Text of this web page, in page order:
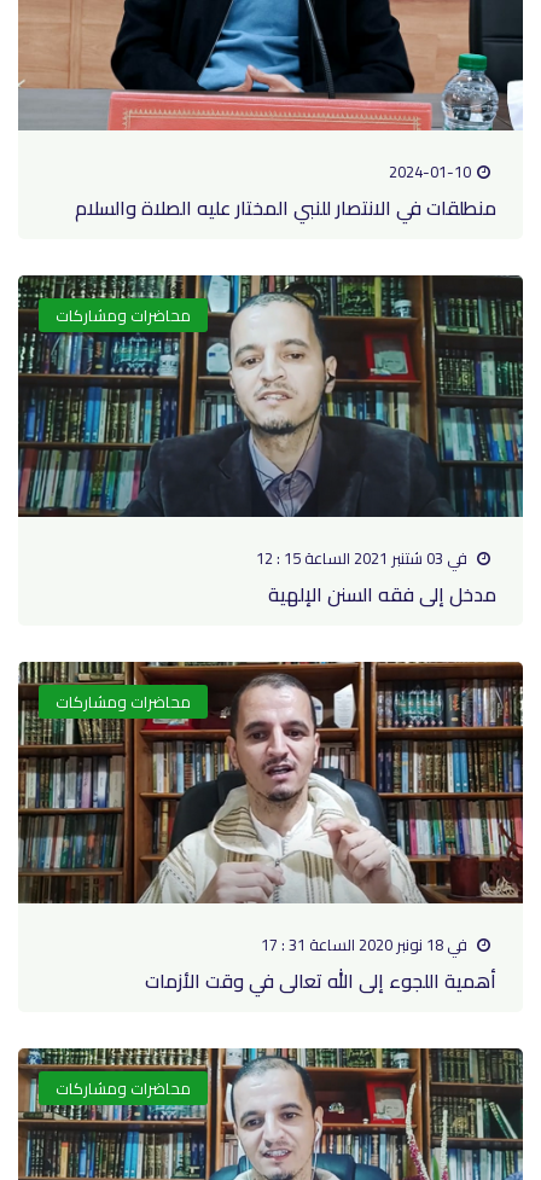
2024-01-10
منطلقات في الانتصار للنبي المختار عليه الصلاة والسلام
محاضرات ومشاركات
في 03 شتنبر 2021 الساعة 15 : 12
مدخل إلى فقه السنن الإلهية
محاضرات ومشاركات
في 18 نونبر 2020 الساعة 31 : 17
أهمية اللجوء إلى الله تعالى في وقت الأزمات
محاضرات ومشاركات